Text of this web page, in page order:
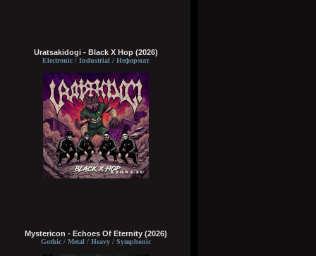
Uratsakidogi - Black X Hop (2026)
Electronic / Industrial / Неформат
Mystericon - Echoes Of Eternity (2026)
Gothic / Metal / Heavy / Symphonic